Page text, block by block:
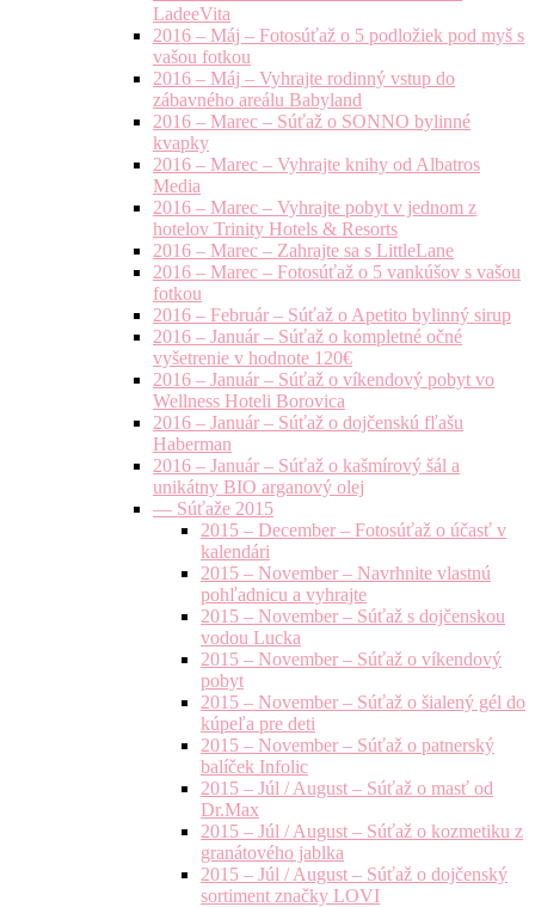
LadeeVita
2016 – Máj – Fotosúťaž o 5 podložiek pod myš s
vašou fotkou
2016 – Máj – Vyhrajte rodinný vstup do
zábavného areálu Babyland
2016 – Marec – Súťaž o SONNO bylinné
kvapky
2016 – Marec – Vyhrajte knihy od Albatros
Media
2016 – Marec – Vyhrajte pobyt v jednom z
hotelov Trinity Hotels & Resorts
2016 – Marec – Zahrajte sa s LittleLane
2016 – Marec – Fotosúťaž o 5 vankúšov s vašou
fotkou
2016 – Február – Súťaž o Apetito bylinný sirup
2016 – Január – Súťaž o kompletné očné
vyšetrenie v hodnote 120€
2016 – Január – Súťaž o víkendový pobyt vo
Wellness Hoteli Borovica
2016 – Január – Súťaž o dojčenskú fľašu
Haberman
2016 – Január – Súťaž o kašmírový šál a
unikátny BIO arganový olej
— Súťaže 2015
2015 – December – Fotosúťaž o účasť v
kalendári
2015 – November – Navrhnite vlastnú
pohľadnicu a vyhrajte
2015 – November – Súťaž s dojčenskou
vodou Lucka
2015 – November – Súťaž o víkendový
pobyt
2015 – November – Súťaž o šialený gél do
kúpeľa pre deti
2015 – November – Súťaž o patnerský
balíček Infolic
2015 – Júl / August – Súťaž o masť od
Dr.Max
2015 – Júl / August – Súťaž o kozmetiku z
granátového jablka
2015 – Júl / August – Súťaž o dojčenský
sortiment značky LOVI